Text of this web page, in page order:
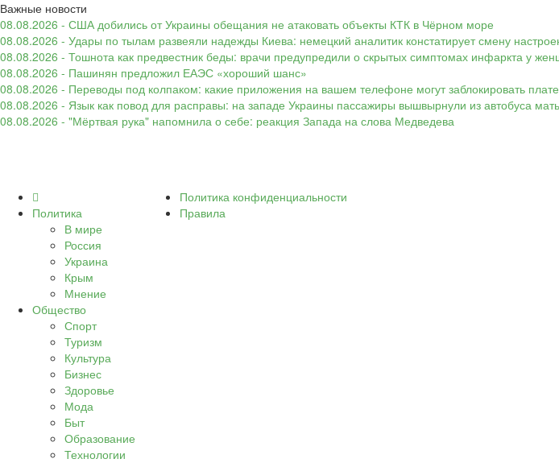
Важные новости
08.08.2026 - США добились от Украины обещания не атаковать объекты КТК в Чёрном море
08.08.2026 - Удары по тылам развеяли надежды Киева: немецкий аналитик констатирует смену
08.08.2026 - Тошнота как предвестник беды: врачи предупредили о скрытых симптомах инфаркта у
08.08.2026 - Пашинян предложил ЕАЭС «хороший шанс»
08.08.2026 - Переводы под колпаком: какие приложения на вашем телефоне могут заблокировать
08.08.2026 - Язык как повод для расправы: на западе Украины пассажиры вышвырнули из автобуса
08.08.2026 - "Мёртвая рука" напомнила о себе: реакция Запада на слова Медведева
Политика
В мире
Россия
Украина
Крым
Мнение
Общество
Спорт
Туризм
Культура
Бизнес
Здоровье
Мода
Быт
Образование
Технологии
Политика конфиденциальности
Правила